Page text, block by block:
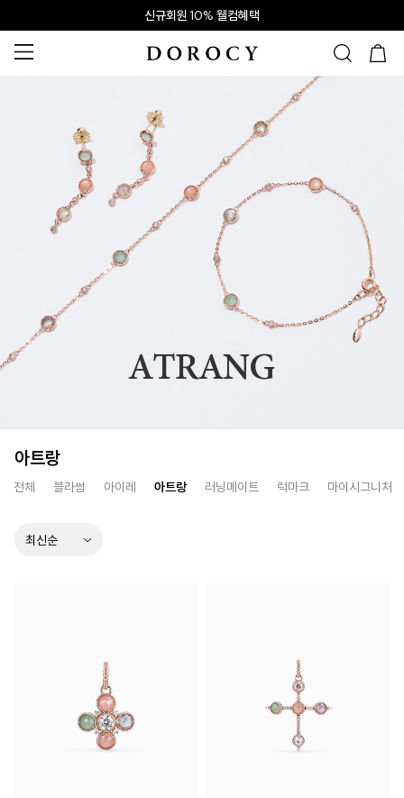
신규회원 10% 웰컴혜택
아트랑
전체 블라썸 아이레 아트랑 러닝메이트 럭마크 마이시그니처